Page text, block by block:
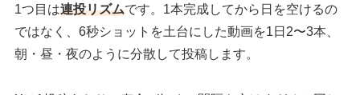
1つ目は連投リズムです。1本完成してから日を空けるの
ではなく、6秒ショットを土台にした動画を1日2〜3本、
朝・昼・夜のように分散して投稿します。